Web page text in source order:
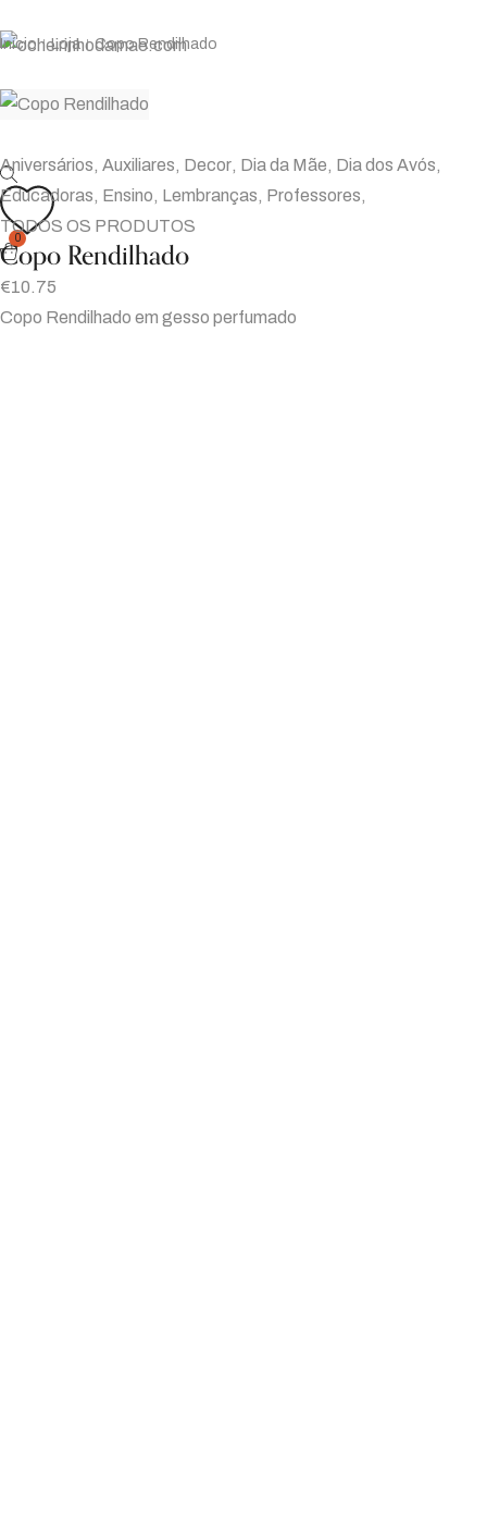
0
Início | Loja | Copo Rendilhado
Aniversários, Auxiliares, Decor, Dia da Mãe, Dia dos Avós,
Educadoras, Ensino, Lembranças, Professores,
TODOS OS PRODUTOS
Copo Rendilhado
€10.75
Copo Rendilhado em gesso perfumado